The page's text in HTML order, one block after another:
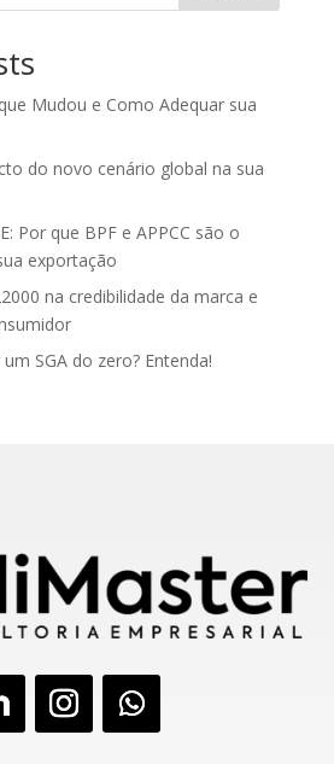
Mudou e Como Adequar sua
do novo cenário global na sua
Por que BPF e APPCC são o
exportação
na credibilidade da marca e
SGA do zero? Entenda!